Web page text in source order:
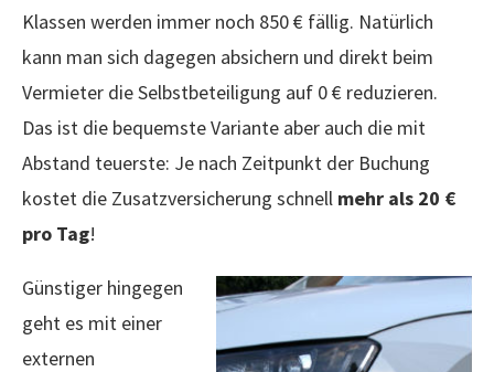
Klassen werden immer noch 850 € fällig. Natürlich
kann man sich dagegen absichern und direkt beim
Vermieter die Selbstbeteiligung auf 0 € reduzieren.
Das ist die bequemste Variante aber auch die mit
Abstand teuerste: Je nach Zeitpunkt der Buchung
kostet die Zusatzversicherung schnell mehr als 20 €
pro Tag!
Günstiger hingegen
geht es mit einer
externen